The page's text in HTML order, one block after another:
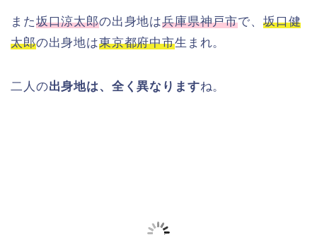
また坂口涼太郎の出身地は兵庫県神戸市で、 坂口健
太郎の出身地は東京都府中市生まれ。
二人の出身地は、全く異なりますね。